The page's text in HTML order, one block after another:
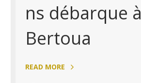
ns débarque à
Bertoua
READ MORE